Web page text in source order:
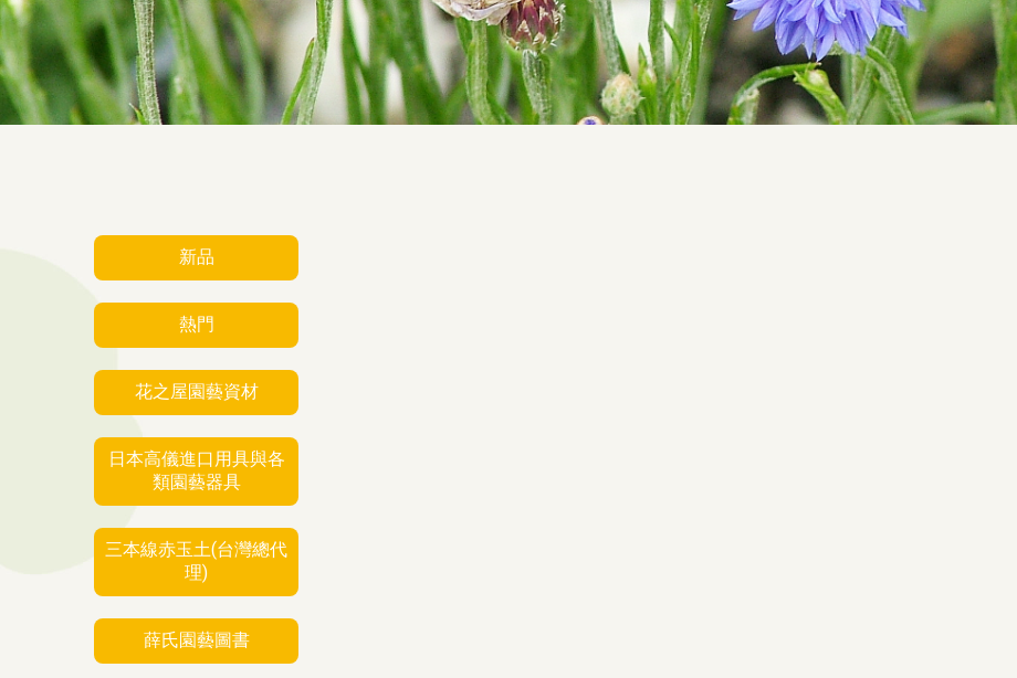
新品
熱門
花之屋園藝資材
日本高儀進口用具與各
類園藝器具
三本線赤玉土(台灣總代
理)
薛氏園藝圖書